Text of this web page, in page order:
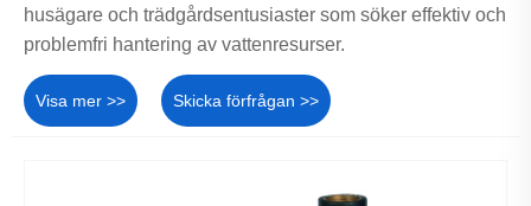
husägare och trädgårdsentusiaster som söker effektiv och
problemfri hantering av vattenresurser.
Visa mer >> Skicka förfrågan >>